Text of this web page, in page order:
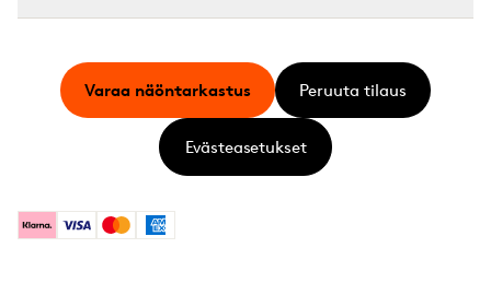
KlarnaVisa MastercardAmerican Express
Varaa näöntarkastus Peruuta tilaus
Evästeasetukset